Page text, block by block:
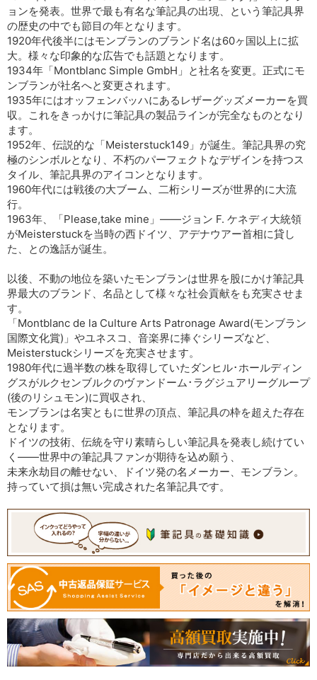
ョンを発表。世界で最も有名な筆記具の出現、という筆記具界
の歴史の中でも節目の年となります。
1920年代後半にはモンブランのブランド名は60ヶ国以上に拡
大。様々な印象的な広告でも話題となります。
1934年「Montblanc Simple GmbH」と社名を変更。正式にモ
ンブランが社名へと変更されます。
1935年にはオッフェンバッハにあるレザーグッズメーカーを買
収。これをきっかけに筆記具の製品ラインが完全なものとなり
ます。
1952年、伝説的な「Meisterstuck149」が誕生。筆記具界の究
極のシンボルとなり、不朽のパーフェクトなデザインを持つス
タイル、筆記具界のアイコンとなります。
1960年代には戦後の大ブーム、二桁シリーズが世界的に大流
行。
1963年、「Please,take mine」――ジョン F. ケネディ大統領
がMeisterstuckを当時の西ドイツ、アデナウアー首相に貸し
た、との逸話が誕生。
以後、不動の地位を築いたモンブランは世界を股にかけ筆記具
界最大のブランド、名品として様々な社会貢献をも充実させま
す。
「Montblanc de la Culture Arts Patronage Award(モンブラン
国際文化賞)」やユネスコ、音楽界に捧ぐシリーズなど、
Meisterstuckシリーズを充実させます。
1980年代に過半数の株を取得していたダンヒル･ホールディン
グスがルクセンブルクのヴァンドーム･ラグジュアリーグループ
(後のリシュモン)に買収され、
モンブランは名実ともに世界の頂点、筆記具の枠を超えた存在
となります。
ドイツの技術、伝統を守り素晴らしい筆記具を発表し続けてい
く――世界中の筆記具ファンが期待を込め願う、
未来永劫目の離せない、ドイツ発の名メーカー、モンブラン。
持っていて損は無い完成された名筆記具です。